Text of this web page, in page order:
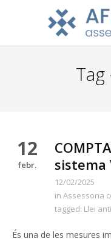
12
febr.
sistema
12/02/2025
in Assessoria
tagged: Llei
És una de les mesures